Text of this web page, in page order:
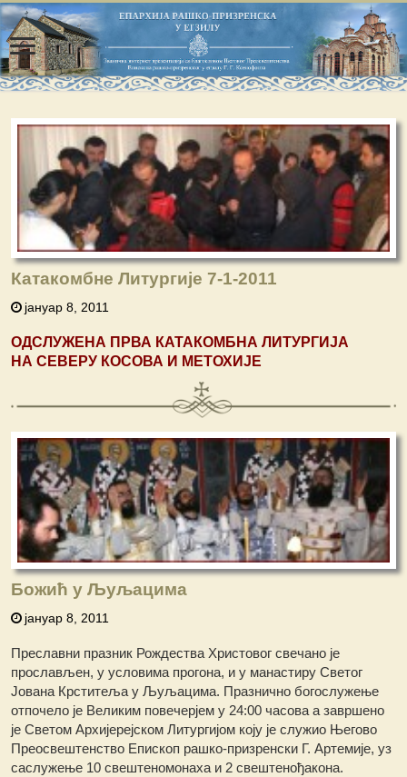
Катакомбне Литургије 7-1-2011
јануар 8, 2011
ОДСЛУЖЕНА ПРВА КАТАКОМБНА ЛИТУРГИЈА
НА СЕВЕРУ КОСОВА И МЕТОХИЈЕ
Божић у Љуљацима
јануар 8, 2011
Преславни празник Рождества Христовог свечано је
прослављен, у условима прогона, и у манастиру Светог
Јована Крститеља у Љуљацима. Празнично богослужење
отпочело је Великим повечерјем у 24:00 часова а завршено
је Светом Архијерејском Литургијом коју је служио Његово
Преосвештенство Епископ рашко-призренски Г. Артемије, уз
саслужење 10 свештеномонаха и 2 свештенођакона.